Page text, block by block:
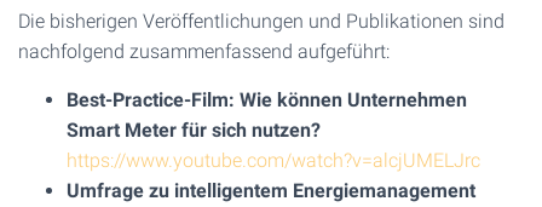
Die bisherigen Veröffentlichungen und Publikationen sind
nachfolgend zusammenfassend aufgeführt:
Best-Practice-Film: Wie können Unternehmen
Smart Meter für sich nutzen?
https://www.youtube.com/watch?v=alcjUMELJrc
Umfrage zu intelligentem Energiemanagement